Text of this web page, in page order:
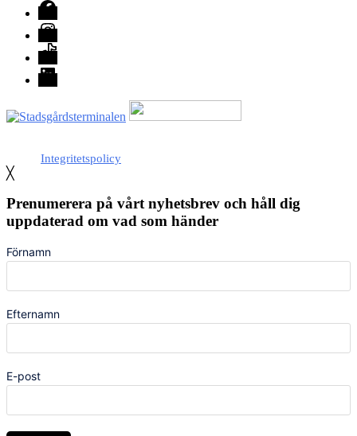
Facebook
Instagram
TikTok
LinkedIn
Integritetspolicy
╳
Prenumerera på vårt nyhetsbrev och håll dig
uppdaterad om vad som händer
Förnamn
Efternamn
E-post